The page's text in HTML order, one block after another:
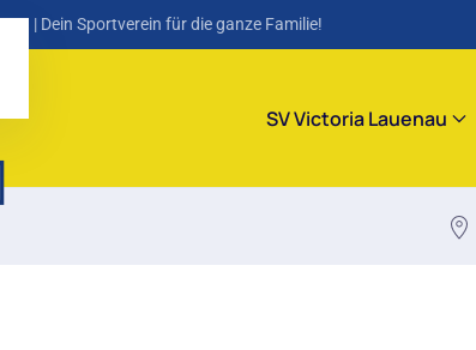
V. | Dein Sportverein für die ganze Familie!
SV Victoria Lauenau